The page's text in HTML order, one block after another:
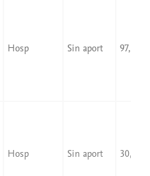
Hosp Sin aport 97,94
Hosp Sin aport 30,47